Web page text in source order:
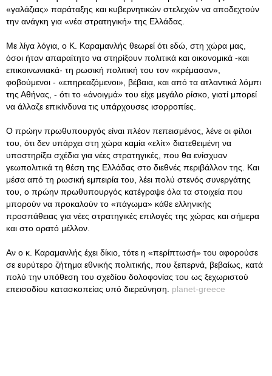
«γαλάζιας» παράταξης και κυβερνητικών στελεχών να αποδεχτούν
την ανάγκη για «νέα στρατηγική» της Ελλάδας.
Με λίγα λόγια, ο Κ. Καραμανλής θεωρεί ότι εδώ, στη χώρα μας,
όσοι ήταν απαραίτητο να στηρίξουν πολιτικά και οικονομικά -και
επικοινωνιακά- τη ρωσική πολιτική του τον «κρέμασαν»,
φοβούμενοι - «επηρεαζόμενοι», βέβαια, και από τα ατλαντικά λόμπι
της Αθήνας, - ότι το «άνοιγμά» του είχε μεγάλο ρίσκο, γιατί μπορεί
να άλλαζε επικίνδυνα τις υπάρχουσες ισορροπίες.
Ο πρώην πρωθυπουργός είναι πλέον πεπεισμένος, λένε οι φίλοι
του, ότι δεν υπάρχει στη χώρα καμία «ελίτ» διατεθειμένη να
υποστηρίξει σχέδια για νέες στρατηγικές, που θα ενίσχυαν
γεωπολιτικά τη θέση της Ελλάδας στο διεθνές περιβάλλον της. Και
μέσα από τη ρωσική εμπειρία του, λέει πολύ στενός συνεργάτης
του, ο πρώην πρωθυπουργός κατέγραψε όλα τα στοιχεία που
μπορούν να προκαλούν το «πάγωμα» κάθε ελληνικής
προσπάθειας για νέες στρατηγικές επιλογές της χώρας και σήμερα
και στο ορατό μέλλον.
Αν ο κ. Καραμανλής έχει δίκιο, τότε η «περίπτωσή» του αφορούσε
σε ευρύτερο ζήτημα εθνικής πολιτικής, που ξεπερνά, βεβαίως, κατά
πολύ την υπόθεση του σχεδίου δολοφονίας του ως ξεχωριστού
επεισοδίου κατασκοπείας υπό διερεύνηση. planet-greece